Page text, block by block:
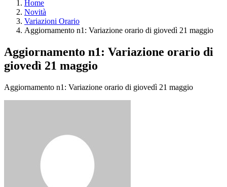
Home
Novità
Variazioni Orario
Aggiornamento n1: Variazione orario di giovedì 21 maggio
Aggiornamento n1: Variazione orario di
giovedì 21 maggio
Aggiornamento n1: Variazione orario di giovedì 21 maggio